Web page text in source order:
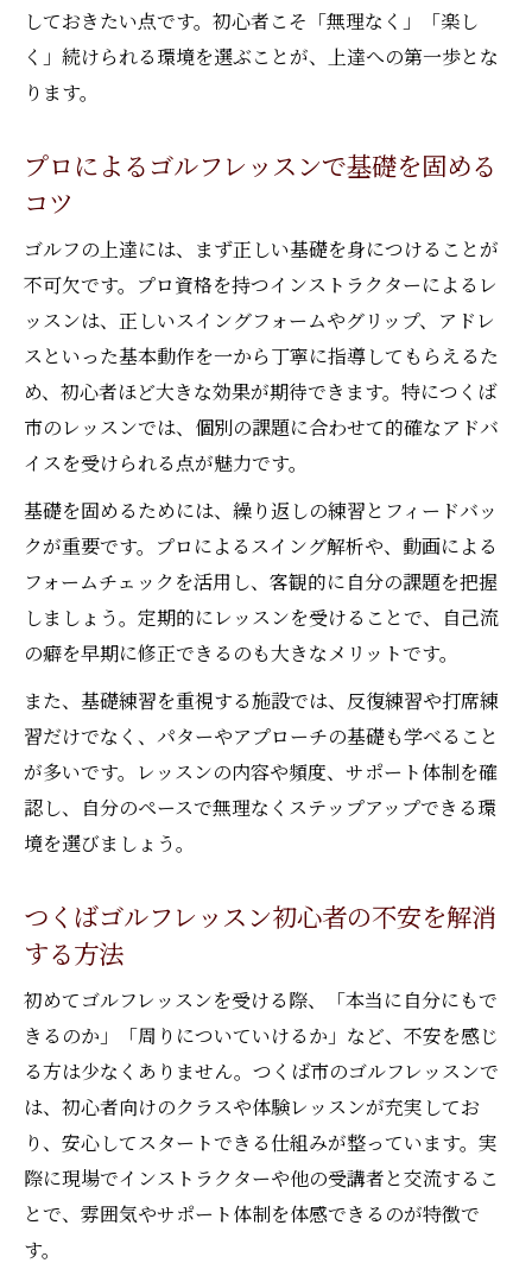
しておきたい点です。初心者こそ「無理なく」「楽し
く」続けられる環境を選ぶことが、上達への第一歩とな
ります。
プロによるゴルフレッスンで基礎を固める
コツ
ゴルフの上達には、まず正しい基礎を身につけることが
不可欠です。プロ資格を持つインストラクターによるレ
ッスンは、正しいスイングフォームやグリップ、アドレ
スといった基本動作を一から丁寧に指導してもらえるた
め、初心者ほど大きな効果が期待できます。特につくば
市のレッスンでは、個別の課題に合わせて的確なアドバ
イスを受けられる点が魅力です。
基礎を固めるためには、繰り返しの練習とフィードバッ
クが重要です。プロによるスイング解析や、動画による
フォームチェックを活用し、客観的に自分の課題を把握
しましょう。定期的にレッスンを受けることで、自己流
の癖を早期に修正できるのも大きなメリットです。
また、基礎練習を重視する施設では、反復練習や打席練
習だけでなく、パターやアプローチの基礎も学べること
が多いです。レッスンの内容や頻度、サポート体制を確
認し、自分のペースで無理なくステップアップできる環
境を選びましょう。
つくばゴルフレッスン初心者の不安を解消
する方法
初めてゴルフレッスンを受ける際、「本当に自分にもで
きるのか」「周りについていけるか」など、不安を感じ
る方は少なくありません。つくば市のゴルフレッスンで
は、初心者向けのクラスや体験レッスンが充実してお
り、安心してスタートできる仕組みが整っています。実
際に現場でインストラクターや他の受講者と交流するこ
とで、雰囲気やサポート体制を体感できるのが特徴で
す。